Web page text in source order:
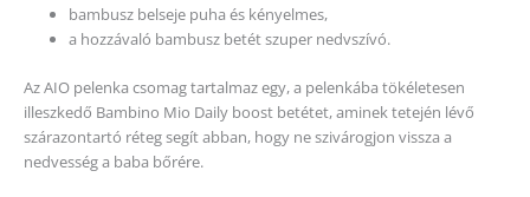
bambusz belseje puha és kényelmes,
a hozzávaló bambusz betét szuper nedvszívó.
Az AIO pelenka csomag tartalmaz egy, a pelenkába tökéletesen
illeszkedő Bambino Mio Daily boost betétet, aminek tetején lévő
szárazontartó réteg segít abban, hogy ne szivárogjon vissza a
nedvesség a baba bőrére.